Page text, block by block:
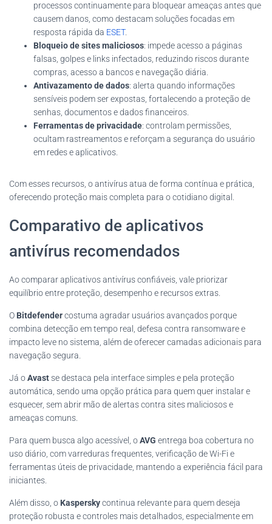
processos continuamente para bloquear ameaças antes que
causem danos, como destacam soluções focadas em
resposta rápida da ESET.
Bloqueio de sites maliciosos: impede acesso a páginas
falsas, golpes e links infectados, reduzindo riscos durante
compras, acesso a bancos e navegação diária.
Antivazamento de dados: alerta quando informações
sensíveis podem ser expostas, fortalecendo a proteção de
senhas, documentos e dados financeiros.
Ferramentas de privacidade: controlam permissões,
ocultam rastreamentos e reforçam a segurança do usuário
em redes e aplicativos.
Com esses recursos, o antivírus atua de forma contínua e prática,
oferecendo proteção mais completa para o cotidiano digital.
Comparativo de aplicativos
antivírus recomendados
Ao comparar aplicativos antivírus confiáveis, vale priorizar
equilíbrio entre proteção, desempenho e recursos extras.
O Bitdefendercostuma agradar usuários avançados porque
combina detecção em tempo real, defesa contra ransomware e
impacto leve no sistema, além de oferecer camadas adicionais para
navegação segura.
Já oAvastse destaca pela interface simples e pela proteção
automática, sendo uma opção prática para quem quer instalar e
esquecer, sem abrir mão de alertas contra sites maliciosos e
ameaças comuns.
Para quem busca algo acessível, oAVG entrega boa cobertura no
uso diário, com varreduras frequentes, verificação de Wi-Fi e
ferramentas úteis de privacidade, mantendo a experiência fácil para
iniciantes.
Além disso, o Kasperskycontinua relevante para quem deseja
proteção robusta e controles mais detalhados, especialmente em